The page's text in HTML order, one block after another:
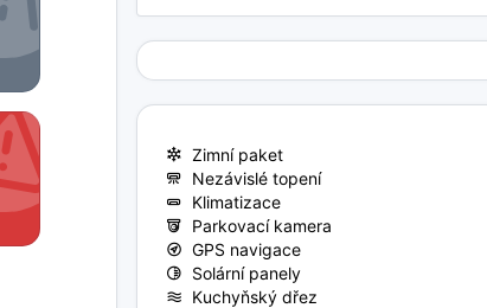
Kč 4 100Kč 3 600Kč 3 600Kč 3 600Kč 3 600Kč 3
Zimní paket
Nezávislé topení
Klimatizace
Parkovací kamera
GPS navigace
Solární panely
Kuchyňský dřez